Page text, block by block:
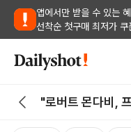
앱에서만 받을 수 있는
선착순 첫구매 최저가 쿠
"로버트 몬다비,